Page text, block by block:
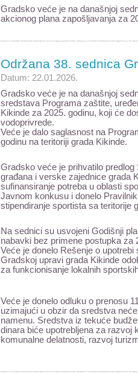
Gradsko veće je na današnjoj
akcionog plana zapošljavanja za
Održana 38. sednica
Datum: 22.01.2026.
Gradsko veće je na današnjoj
sredstava Programa zaštite,
Kikinde za 2025. godinu, koji će
vodoprivrede.
Veće je dalo saglasnost na
godinu na teritoriji grada Kikinde.
Gradsko veće je prihvatilo
građana i verske zajednice grada
sufinansiranje potreba u oblasti
Javnom konkusu i donelo
stipendiranje sportista sa teritorije
Na sednici su usvojeni Godišnji
nabavki bez primene postupka za
Veće je donelo Rešenje o
Gradskoj upravi grada Kikinde
za funkcionisanje lokalnih
Veće je donelo odluku o prenosu
uzimajući u obzir da sredstva
namenu. Sredstva iz tekuće
dinara biće upotrebljena za razvoj
komunalne delatnosti, razvoj